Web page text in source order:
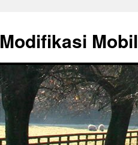
content
Modifikasi Mobil